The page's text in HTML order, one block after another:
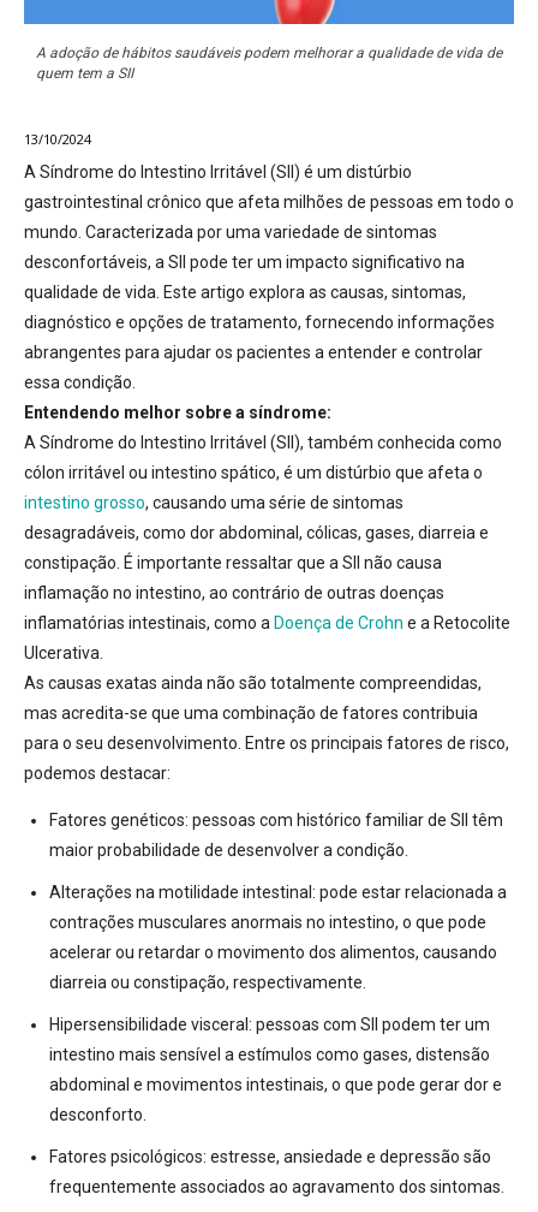
A adoção de hábitos saudáveis podem melhorar a qualidade de vida de
quem tem a SII
13/10/2024
A Síndrome do Intestino Irritável (SII) é um distúrbio
gastrointestinal crônico que afeta milhões de pessoas em todo o
mundo. Caracterizada por uma variedade de sintomas
desconfortáveis, a SII pode ter um impacto significativo na
qualidade de vida. Este artigo explora as causas, sintomas,
diagnóstico e opções de tratamento, fornecendo informações
abrangentes para ajudar os pacientes a entender e controlar
essa condição.
Entendendo melhor sobre a síndrome:
A Síndrome do Intestino Irritável (SII), também conhecida como
cólon irritável ou intestino spático, é um distúrbio que afeta o
intestino grosso, causando uma série de sintomas
desagradáveis, como dor abdominal, cólicas, gases, diarreia e
constipação. É importante ressaltar que a SII não causa
inflamação no intestino, ao contrário de outras doenças
inflamatórias intestinais, como a Doença de Crohn e a Retocolite
Ulcerativa.
As causas exatas ainda não são totalmente compreendidas,
mas acredita-se que uma combinação de fatores contribuia
para o seu desenvolvimento. Entre os principais fatores de risco,
podemos destacar:
Fatores genéticos: pessoas com histórico familiar de SII têm
maior probabilidade de desenvolver a condição.
Alterações na motilidade intestinal: pode estar relacionada a
contrações musculares anormais no intestino, o que pode
acelerar ou retardar o movimento dos alimentos, causando
diarreia ou constipação, respectivamente.
Hipersensibilidade visceral: pessoas com SII podem ter um
intestino mais sensível a estímulos como gases, distensão
abdominal e movimentos intestinais, o que pode gerar dor e
desconforto.
Fatores psicológicos: estresse, ansiedade e depressão são
frequentemente associados ao agravamento dos sintomas.